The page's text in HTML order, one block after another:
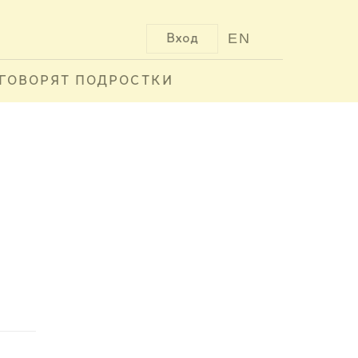
EN
Вход
ПОДРОСТКИ